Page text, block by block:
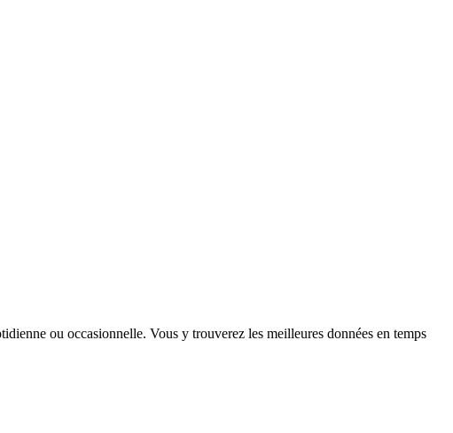
ou occasionnelle. Vous y trouverez les meilleures données en temps